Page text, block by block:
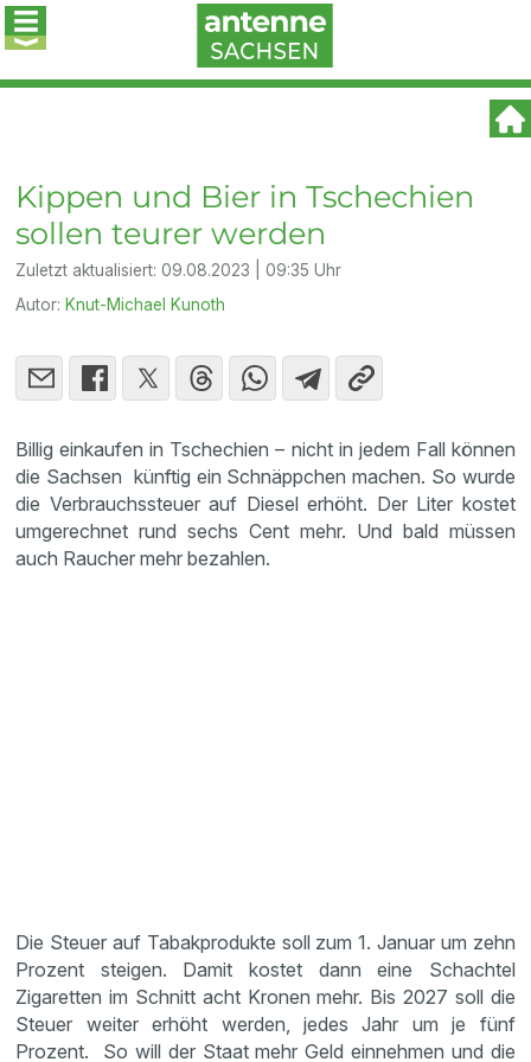
Kippen und Bier in Tschechien
sollen teurer werden
Zuletzt aktualisiert:09.08.2023 | 09:35 Uhr
Autor: Knut-Michael Kunoth
Billig einkaufen in Tschechien – nicht in jedem Fall können
die Sachsen künftig ein Schnäppchen machen. So wurde
die Verbrauchssteuer auf Diesel erhöht. Der Liter kostet
umgerechnet rund sechs Cent mehr. Und bald müssen
auch Raucher mehr bezahlen.
Die Steuer auf Tabakprodukte soll zum 1. Januar um zehn
Prozent steigen. Damit kostet dann eine Schachtel
Zigaretten im Schnitt acht Kronen mehr. Bis 2027 soll die
Steuer weiter erhöht werden, jedes Jahr um je fünf
Prozent. So will der Staat mehr Geld einnehmen und die